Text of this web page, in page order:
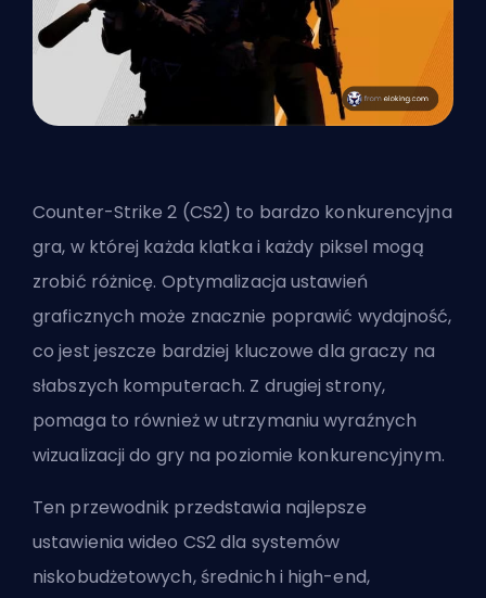
Counter-Strike 2 (CS2) to bardzo konkurencyjna
gra, w której każda klatka i każdy piksel mogą
zrobić różnicę. Optymalizacja ustawień
graficznych może znacznie poprawić wydajność,
co jest jeszcze bardziej kluczowe dla graczy na
słabszych komputerach. Z drugiej strony,
pomaga to również w utrzymaniu wyraźnych
wizualizacji do gry na poziomie konkurencyjnym.
Ten przewodnik przedstawia najlepsze
ustawienia wideo CS2 dla systemów
niskobudżetowych, średnich i high-end,